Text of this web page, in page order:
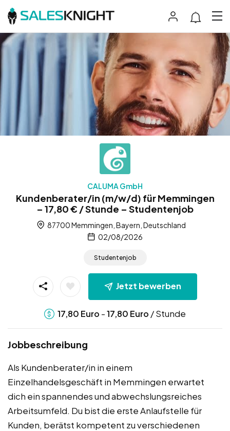
CALUMA GmbH
Kundenberater/in (m/w/d) für Memmingen
– 17,80 € / Stunde – Studentenjob
87700 Memmingen, Bayern, Deutschland
02/08/2026
Studentenjob
Jetzt bewerben
17,80 Euro -17,80 Euro / Stunde
Jobbeschreibung
Als Kundenberater/in in einem
Einzelhandelsgeschäft in Memmingen erwartet
dich ein spannendes und abwechslungsreiches
Arbeitsumfeld. Du bist die erste Anlaufstelle für
Kunden, berätst kompetent zu verschiedenen